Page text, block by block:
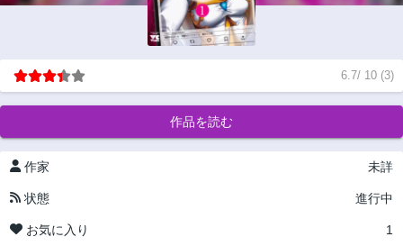
6.7/ 10 (3)
作品を読む
作家 未詳
状態 進行中
お気に入り 1